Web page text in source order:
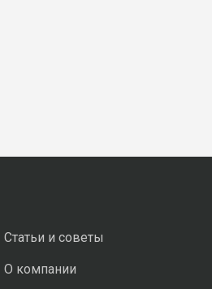
Статьи и советы
О компании